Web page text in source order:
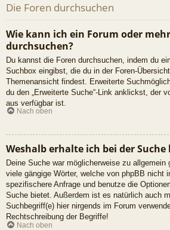
Die Foren durchsuchen
Wie kann ich ein Forum oder
durchsuchen?
Du kannst die Foren durchsuchen, indem du
Suchbox eingibst, die du in der Foren-
Themenansicht findest. Erweiterte
du den „Erweiterte Suche“-Link anklickst, der
aus verfügbar ist.
Nach oben
Weshalb erhalte ich bei der Suche
Deine Suche war möglicherweise zu allgemein
viele gängige Wörter, welche von phpBB nicht
spezifischere Anfrage und benutze die
Suche bietet. Außerdem ist es natürlich auch
Suchbegriff(e) hier nirgends im Forum
Rechtschreibung der Begriffe!
Nach oben